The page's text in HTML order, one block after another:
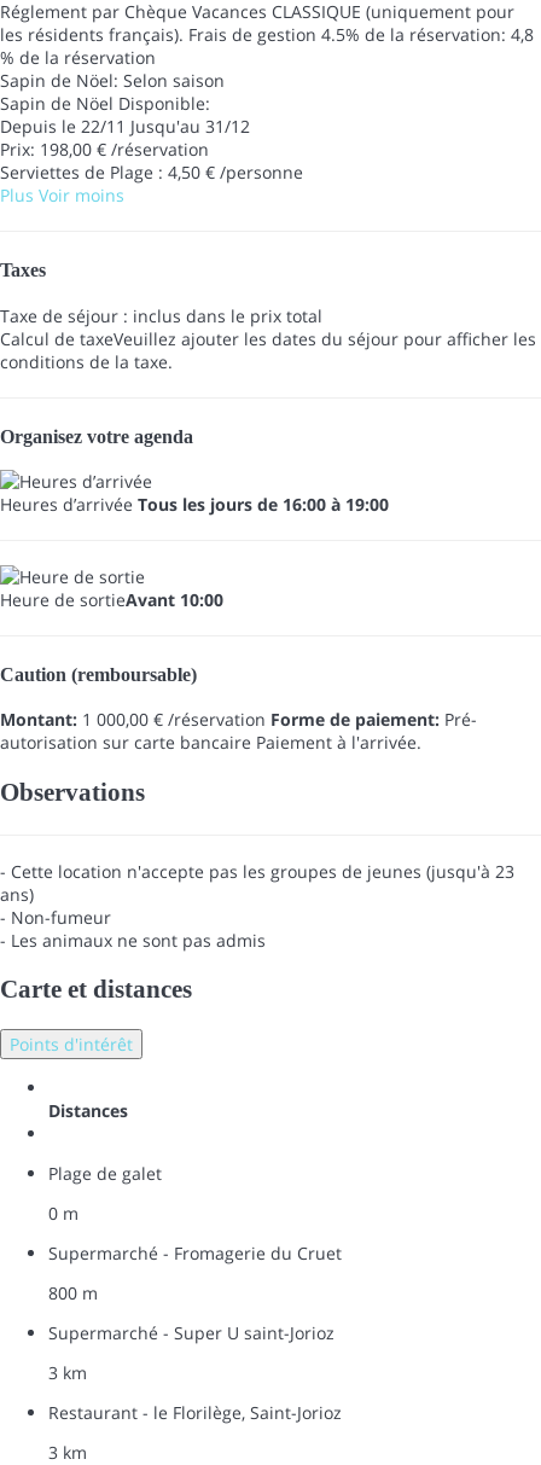
Réglement par Chèque Vacances CLASSIQUE (uniquement pour
les résidents français). Frais de gestion 4.5% de la réservation: 4,8
% de la réservation
Sapin de Nöel: Selon saison
Sapin de Nöel Disponible:
Depuis le 22/11 Jusqu'au 31/12
Prix: 198,00 € /réservation
Serviettes de Plage : 4,50 € /personne
Plus Voir moins
Taxes
Taxe de séjour : inclus dans le prix total
Calcul de taxeVeuillez ajouter les dates du séjour pour afficher les
conditions de la taxe.
Organisez votre agenda
Heures d’arrivée Tous les jours de 16:00 à 19:00
Heure de sortieAvant 10:00
Caution (remboursable)
Montant: 1 000,00 € /réservation Forme de paiement: Pré-
autorisation sur carte bancaire Paiement à l'arrivée.
Observations
- Cette location n'accepte pas les groupes de jeunes (jusqu'à 23
ans)
- Non-fumeur
- Les animaux ne sont pas admis
Carte et distances
Points d'intérêt
Distances
Plage de galet
0 m
Supermarché - Fromagerie du Cruet
800 m
Supermarché - Super U saint-Jorioz
3 km
Restaurant - le Florilège, Saint-Jorioz
3 km